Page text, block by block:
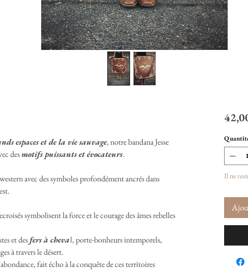
espaces et de la vie sauvage, notre bandana Jesse
desmotifs puissants et évocateurs.
avec des symboles profondément ancrés dans
symbolisent la force et le courage des âmes rebelles
et desfers à cheval, porte-bonheurs intemporels,
à travers le désert.
fait écho à la conquête de ces territoires
Il ne